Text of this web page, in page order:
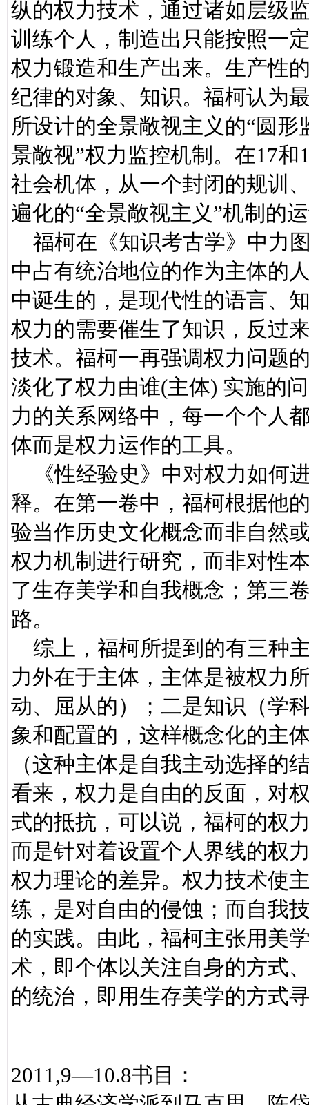
纵的权力技术，通过诸如层级
训练个人，制造出只能按照一
权力锻造和生产出来。生产性
纪律的对象、知识。福柯认为
所设计的全景敞视主义的“圆
景敞视”权力监控机制。在17
社会机体，从一个封闭的规训
遍化的“全景敞视主义”机制的
福柯在《知识考古学》中力
中占有统治地位的作为主体的
中诞生的，是现代性的语言、
权力的需要催生了知识，反过
技术。福柯一再强调权力问题
淡化了权力由谁(主体) 实施的
力的关系网络中，每一个个人
体而是权力运作的工具。
《性经验史》中对权力如何
释。在第一卷中，福柯根据他
验当作历史文化概念而非自然
权力机制进行研究，而非对性
了生存美学和自我概念；第三
路。
综上，福柯所提到的有三种
力外在于主体，主体是被权力
动、屈从的）；二是知识（学
象和配置的，这样概念化的主
（这种主体是自我主动选择的
看来，权力是自由的反面，对
式的抵抗，可以说，福柯的权
而是针对着设置个人界线的权
权力理论的差异。权力技术使
练，是对自由的侵蚀；而自我
的实践。由此，福柯主张用美
术，即个体以关注自身的方式
的统治，即用生存美学的方式
2011,9—10.8书目：